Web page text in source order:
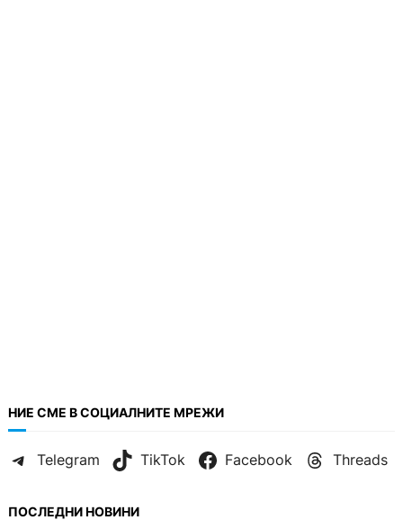
НИЕ СМЕ В СОЦИАЛНИТЕ МРЕЖИ
Telegram TikTok Facebook Threads
ПОСЛЕДНИ НОВИНИ